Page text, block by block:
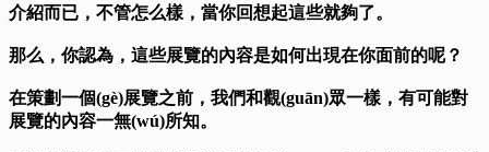
介紹而已，不管怎么樣，當你回想起這些就夠了。
那么，你認為，這些展覽的內容是如何出現在你面前的呢？
在策劃一個(gè)展覽之前，我們和觀(guān)眾一樣，有可能對
展覽的內容一無(wú)所知。